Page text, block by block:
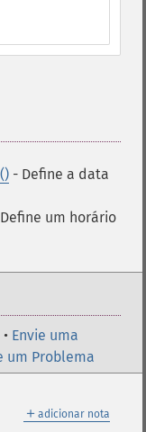
- Define a data
um horário
• Envie uma
um Problema
＋ adicionar nota